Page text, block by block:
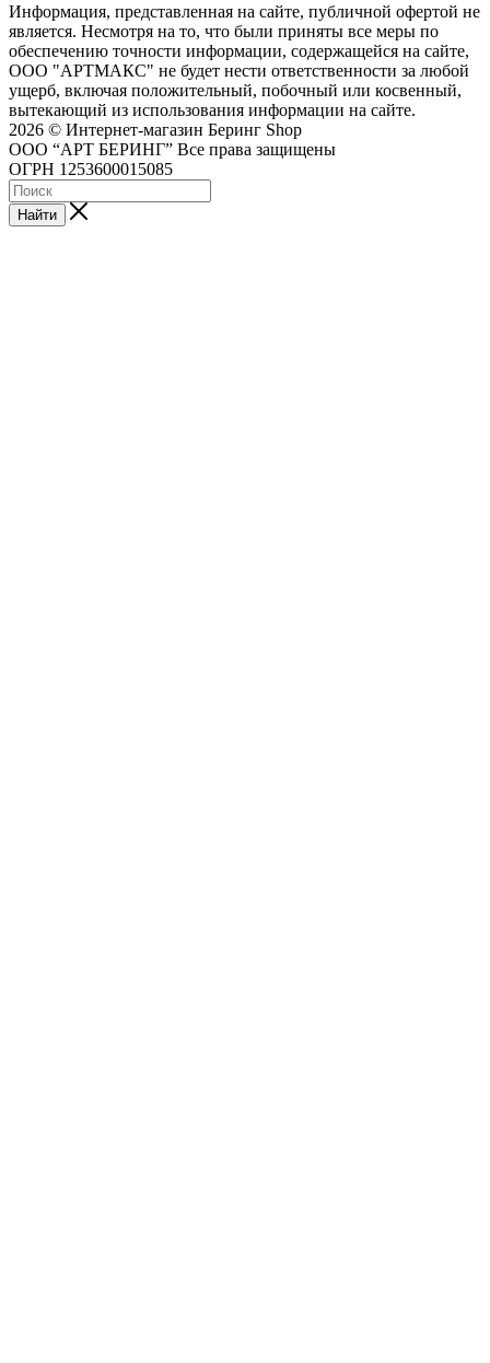
Информация, представленная на сайте, публичной офертой не
является. Несмотря на то, что были приняты все меры по
обеспечению точности информации, содержащейся на сайте,
ООО "АРТМАКС" не будет нести ответственности за любой
ущерб, включая положительный, побочный или косвенный,
вытекающий из использования информации на сайте.
2026 © Интернет-магазин Беринг Shop
ООО “АРТ БЕРИНГ” Все права защищены
ОГРН 1253600015085
Найти